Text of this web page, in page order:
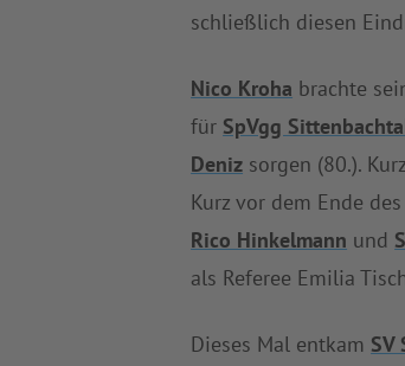
schließlich diesen
Nico Kroha brachte
für SpVgg
Deniz sorgen (80.).
Kurz vor dem Ende
Rico Hinkelmann und
als Referee Emilia
Dieses Mal entkam SV